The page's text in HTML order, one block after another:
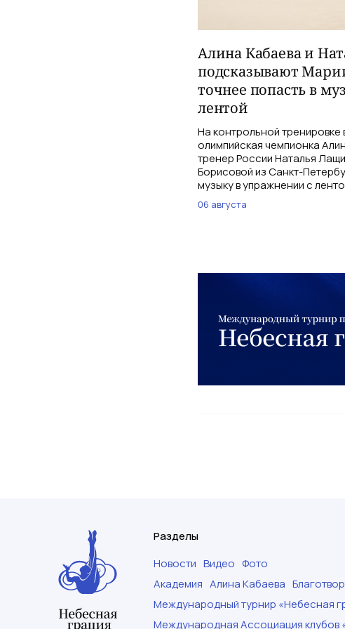
Алина Кабаева и
подсказывают
точнее попасть в
лентой
На контрольной
олимпийская чемпионка
тренер России Наталья
Борисовой из Санкт-
музыку в упражнении с
06 августа
Разделы
Новости Видео Фото
Академия Алина Кабаева
Международный турнир «Небесная
Международная Ассоциация клубов